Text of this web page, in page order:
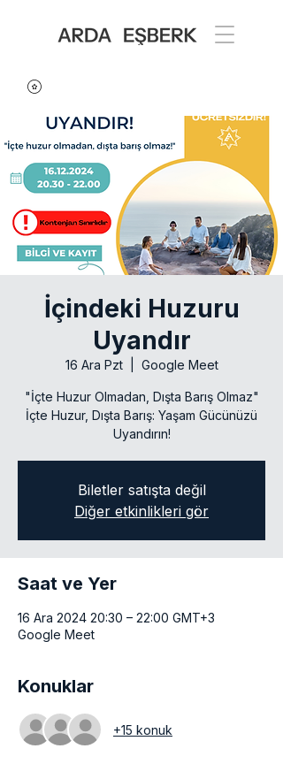
İçindeki Huzuru
Uyandır
16 Ara Pzt
  |
Google Meet
"İçte Huzur Olmadan, Dışta Barış Olmaz"
İçte Huzur, Dışta Barış: Yaşam Gücünüzü
Uyandırın!
Biletler satışta değil
Diğer etkinlikleri gör
Saat ve Yer
16 Ara 2024 20:30 – 22:00 GMT+3
Google Meet
Konuklar
+15 konuk